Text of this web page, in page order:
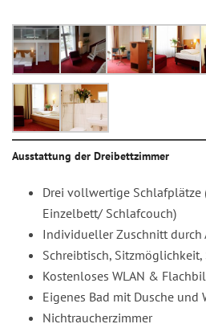
Ausstattung der Dreibettzimmer
Drei vollwertige Schlafplätze
Einzelbett/ Schlafcouch)
Individueller Zuschnitt durch
Schreibtisch, Sitzmöglichkeit,
Kostenloses WLAN &
Eigenes Bad mit Dusche und
Nichtraucherzimmer